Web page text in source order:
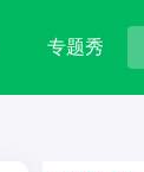
专题秀